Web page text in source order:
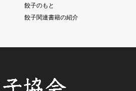
餃子のもと
餃子関連書籍の紹介